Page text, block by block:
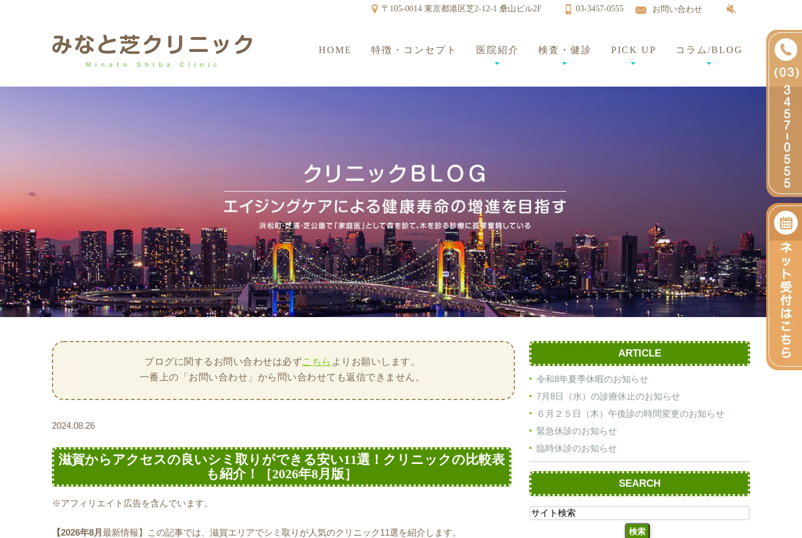
〒105-0014 東京都港区芝2-12-1 桑山ビル2F 03-3457-0555 お問い合わせ
HOME 特徴・コンセプト 医院紹介 検査・健診 PICK UP コラム/BLOG
ARTICLE
令和8年夏季休暇のお知らせ
7月8日（水）の診療休止のお知らせ
６月２５日（木）午後診の時間変更のお知らせ
緊急休診のお知らせ
臨時休診のお知らせ
SEARCH
ブログに関するお問い合わせは必ずこちら よりお願いします。
一番上の「お問い合わせ」から問い合わせても返信できません。
2024.08.26
滋賀からアクセスの良いシミ取りができる安い11選！クリニックの比較表
も紹介！［2026年8月版］
※アフィリエイト広告を含んでいます。
【2026年8月 最新情報】この記事では、滋賀エリアでシミ取りが人気のクリニック11選を紹介します。